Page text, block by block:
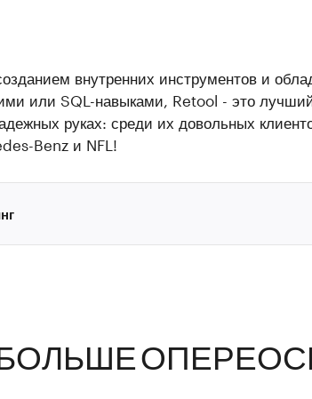
внутренних инструментов и
или SQL-навыками, Retool - это
руках: среди их довольных
Benz и NFL!
О